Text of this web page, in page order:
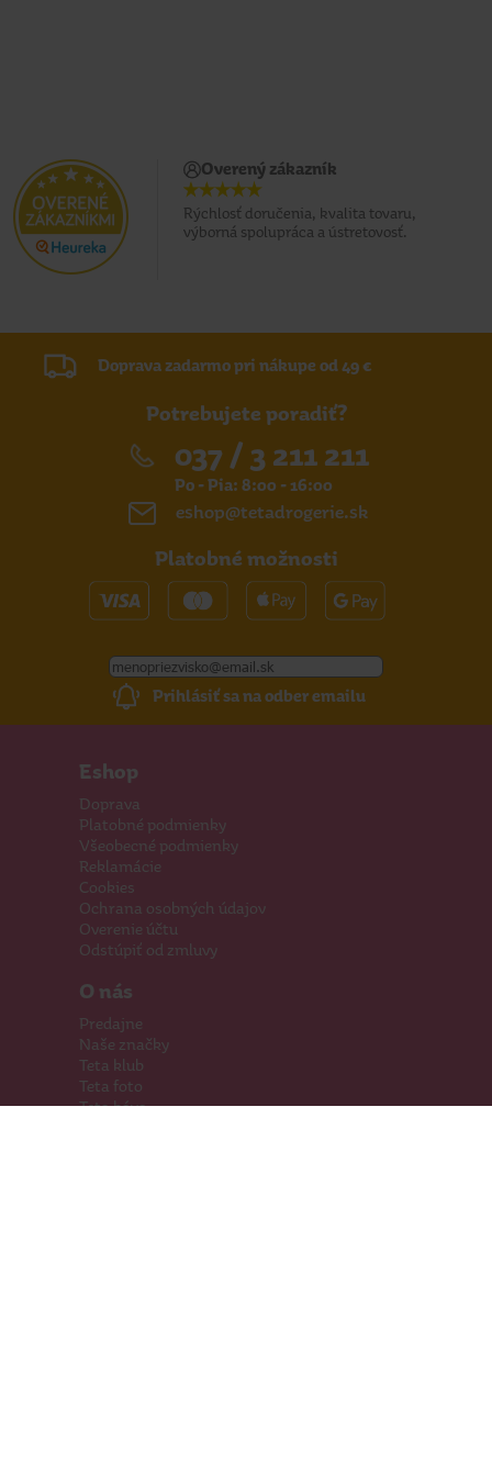
Overený zákazník
Rýchlosť doručenia, kvalita tovaru,
výborná spolupráca a ústretovosť.
Doprava zadarmo pri nákupe od 49 €
Potrebujete poradiť?
037 / 3 211 211
Po - Pia: 8:00 - 16:00
eshop@tetadrogerie.sk
Platobné možnosti
Prihlásiť sa na odber emailu
Eshop
Doprava
Platobné podmienky
Všeobecné podmienky
Reklamácie
Cookies
Ochrana osobných údajov
Overenie účtu
Odstúpiť od zmluvy
O nás
Predajne
Naše značky
Teta klub
Teta foto
Teta káva